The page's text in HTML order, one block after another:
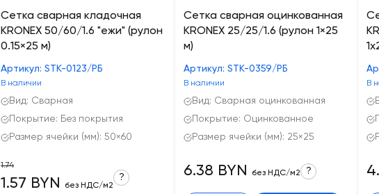
Сетка сварная кладочная
KRONEX 50/60/1.6 "ежи" (рулон
0.15×25 м)
Артикул: STK-0123/РБ
В наличии
Вид: Сварная
Покрытие: Без покрытия
Размер ячейки (мм): 50×60
1.74
1.57 BYN без НДС/м2
?
Сетка сварная оцинкованная
KRONEX 25/25/1.6 (рулон 1×25
м)
Артикул: STK-0359/РБ
В наличии
Вид: Сварная оцинкованная
Покрытие: Оцинкованное
Размер ячейки (мм): 25×25
6.38 BYN без НДС/м2 ?
В